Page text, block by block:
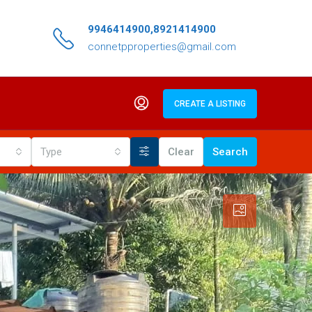
9946414900,8921414900
connetpproperties@gmail.com
CREATE A LISTING
Type Clear Search